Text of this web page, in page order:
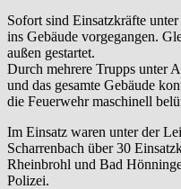
Sofort sind Einsatzkräfte
ins Gebäude vorgegangen.
außen gestartet.
Durch mehrere Trupps unter
und das gesamte Gebäude
die Feuerwehr maschinell
Im Einsatz waren unter der
Scharrenbach über 30
Rheinbrohl und Bad
Polizei.